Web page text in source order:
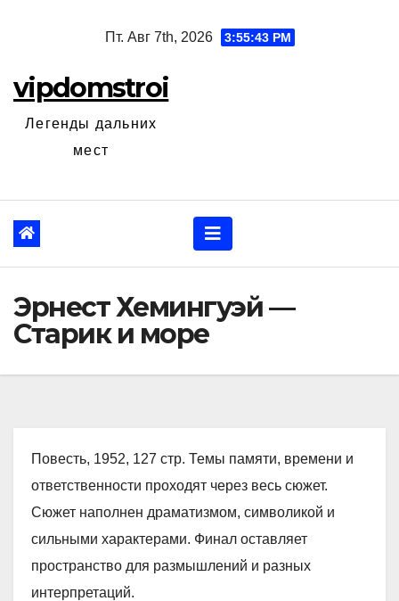
Пт. Авг 7th, 2026 3:55:44 PM
vipdomstroi
Легенды дальних
мест
Эрнест Хемингуэй —
Старик и море
Повесть, 1952, 127 стр. Темы памяти, времени и
ответственности проходят через весь сюжет.
Сюжет наполнен драматизмом, символикой и
сильными характерами. Финал оставляет
пространство для размышлений и разных
интерпретаций.